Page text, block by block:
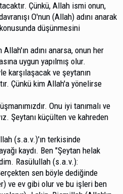
Çünkü, Allah ismi onun,
O'nun (Allah) adını anarak
düşünmesini
adını anarsa, onun her
uygun yapılmış olur.
karşılaşacak ve şeytanın
Çünkü kim Al­lah'a yönelirse
Onu iyi tanımalı ve
Şeytanı küçül­ten ve kahreden
(s.a.v.)'ın terki­sinde
kaydı. Ben "Şeytan helak
Rasülullah (s.a.v.):
sen böyle dediğinde
ve ev gibi olur ve bu işleri ben